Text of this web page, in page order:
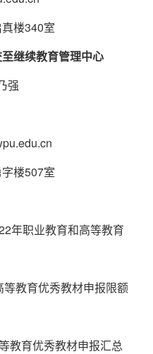
楼340室
继续教育管理中心
强
楼507室
年职业教育和高等教育
教育优秀教材申报限额
教育优秀教材申报汇总